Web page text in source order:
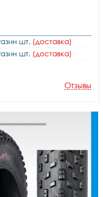
шт. (доставка)
шт. (доставка)
Отзывы